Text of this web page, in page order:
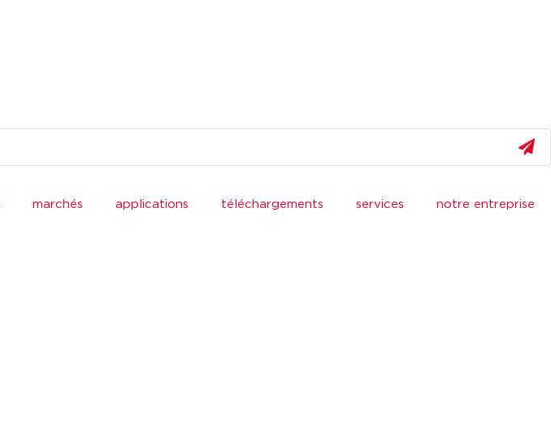
marchés applications téléchargements services notre entreprise